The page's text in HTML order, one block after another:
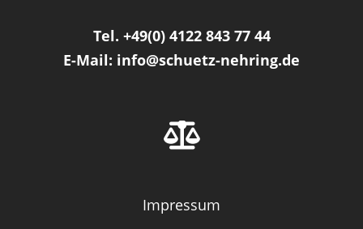
Tel. +49(0) 4122 843 77 44
E-Mail: info@schuetz-nehring.de
Impressum